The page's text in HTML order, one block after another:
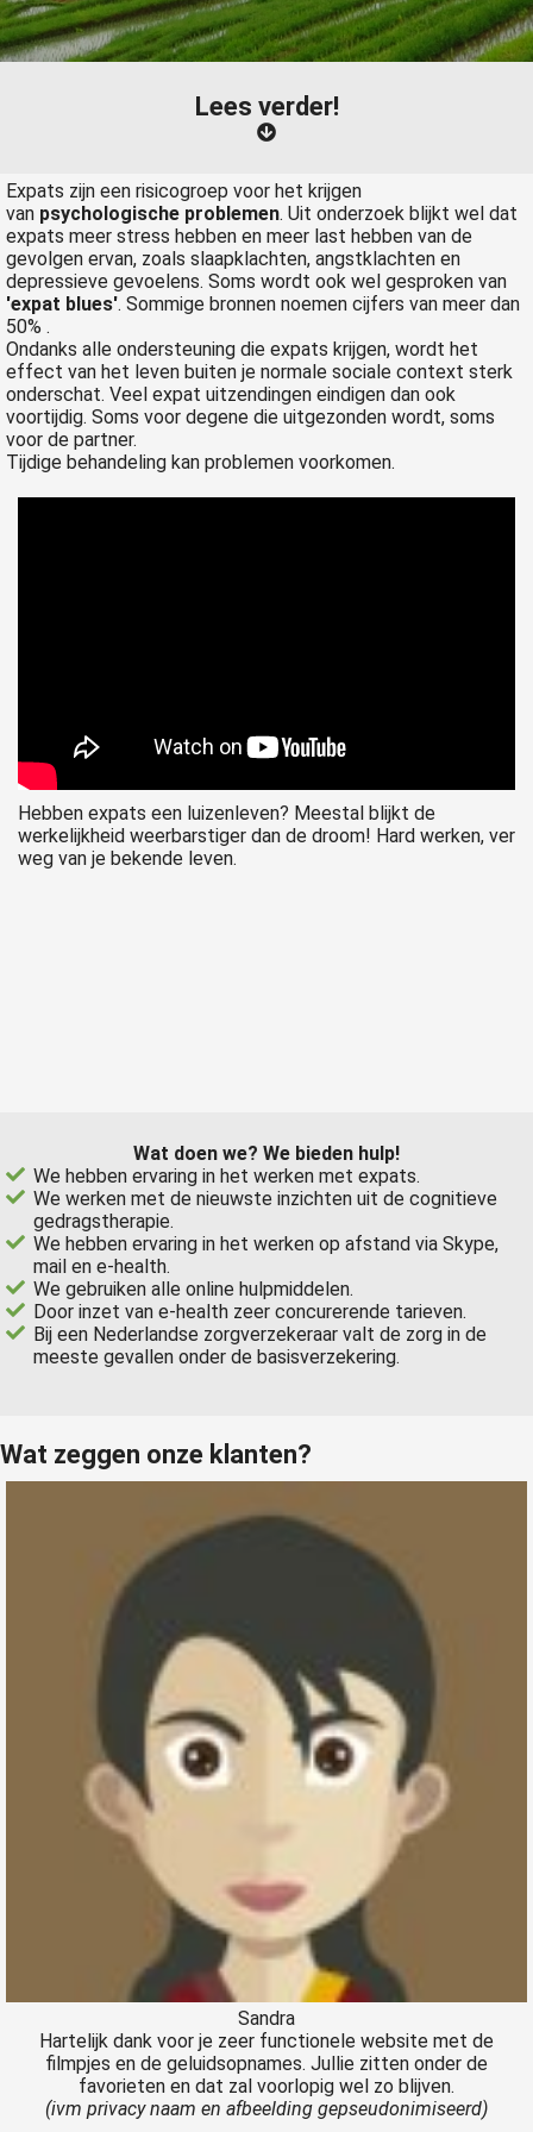
Lees verder!
Expats zijn een risicogroep voor het krijgen
van psychologische problemen. Uit onderzoek blijkt wel dat
expats meer stress hebben en meer last hebben van de
gevolgen ervan, zoals slaapklachten, angstklachten en
depressieve gevoelens. Soms wordt ook wel gesproken van
'expat blues'. Sommige bronnen noemen cijfers van meer dan
50% .
Ondanks alle ondersteuning die expats krijgen, wordt het
effect van het leven buiten je normale sociale context sterk
onderschat. Veel expat uitzendingen eindigen dan ook
voortijdig. Soms voor degene die uitgezonden wordt, soms
voor de partner.
Tijdige behandeling kan problemen voorkomen.
Hebben expats een luizenleven? Meestal blijkt de
werkelijkheid weerbarstiger dan de droom! Hard werken, ver
weg van je bekende leven.
Wat doen we? We bieden hulp!
We hebben ervaring in het werken met expats.
We werken met de nieuwste inzichten uit de cognitieve
gedragstherapie.
We hebben ervaring in het werken op afstand via Skype,
mail en e-health.
We gebruiken alle online hulpmiddelen.
Door inzet van e-health zeer concurerende tarieven.
Bij een Nederlandse zorgverzekeraar valt de zorg in de
meeste gevallen onder de basisverzekering.
Wat zeggen onze klanten?
Sandra
Hartelijk dank voor je zeer functionele website met de
filmpjes en de geluidsopnames. Jullie zitten onder de
favorieten en dat zal voorlopig wel zo blijven.
(ivm privacy naam en afbeelding gepseudonimiseerd)
kan de
niet
worden
om
te
over
van
op
gebruikt
van